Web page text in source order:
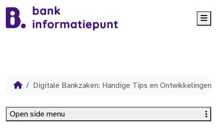
Digitale Bankzaken: Handige Tips en Ontwikkelingen
Open side menu